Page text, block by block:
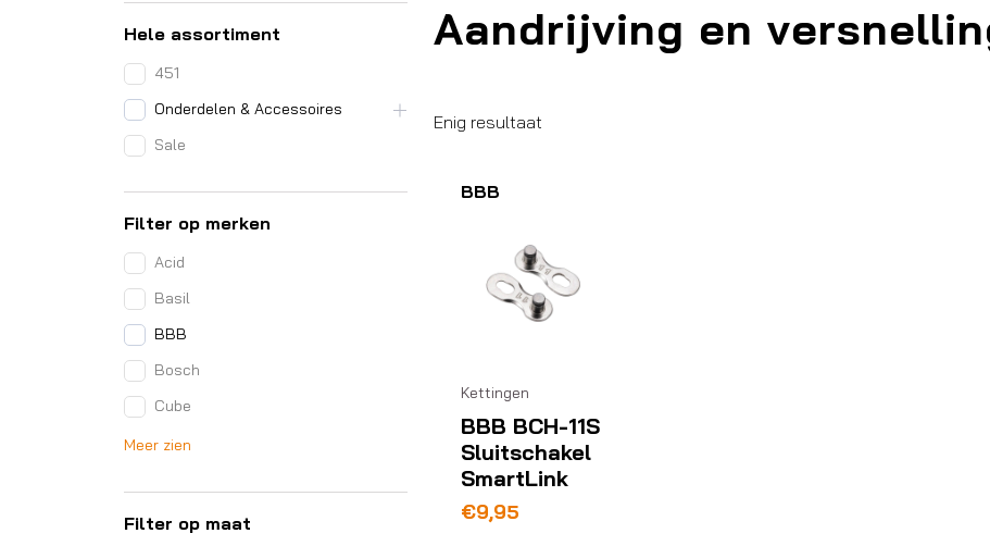
Hele assortiment
451
Onderdelen & Accessoires
Sale
Filter op merken
Acid
Basil
BBB
Bosch
Cube
Meer zien
Filter op maat
Aandrijving en
Enig resultaat
BBB
Kettingen
BBB BCH-11S
Sluitschakel
SmartLink
€9,95